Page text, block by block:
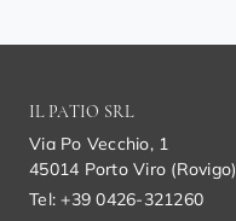
IL PATIO SRL
Via Po Vecchio, 1
45014 Porto Viro (Rovigo)
Tel: +39 0426-321260